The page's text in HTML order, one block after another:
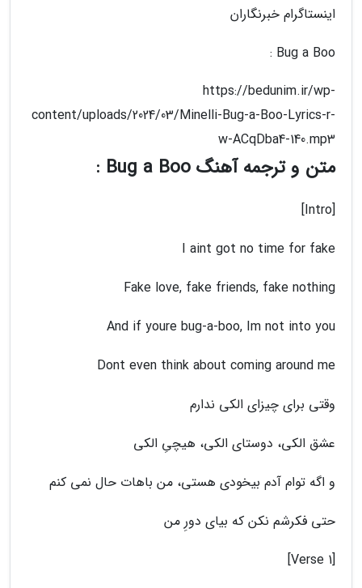
اینستاگرام خبرنگاران
Bug a Boo :
https://bedunim.ir/wp-
content/uploads/2024/03/Minelli-Bug-a-Boo-Lyrics-r-
w-ACqDba4-140.mp3
متن و ترجمه آهنگ Bug a Boo :
[Intro]
I aint got no time for fake
Fake love, fake friends, fake nothing
And if youre bug-a-boo, Im not into you
Dont even think about coming around me
وقتی برای چیزای الکی ندارم
عشق الکی، دوستای الکی، هیچیِ الکی
و اگه توام آدم بیخودی هستی، من باهات حال نمی کنم
حتی فکرشم نکن که بیای دورِ من
[Verse 1]